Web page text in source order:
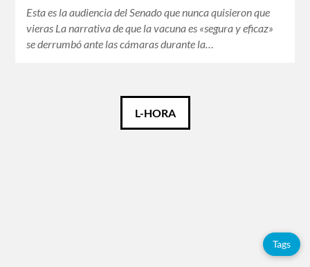
Esta es la audiencia del Senado que nunca quisieron que
vieras La narrativa de que la vacuna es «segura y eficaz»
se derrumbó ante las cámaras durante la…
L-HORA
Tags